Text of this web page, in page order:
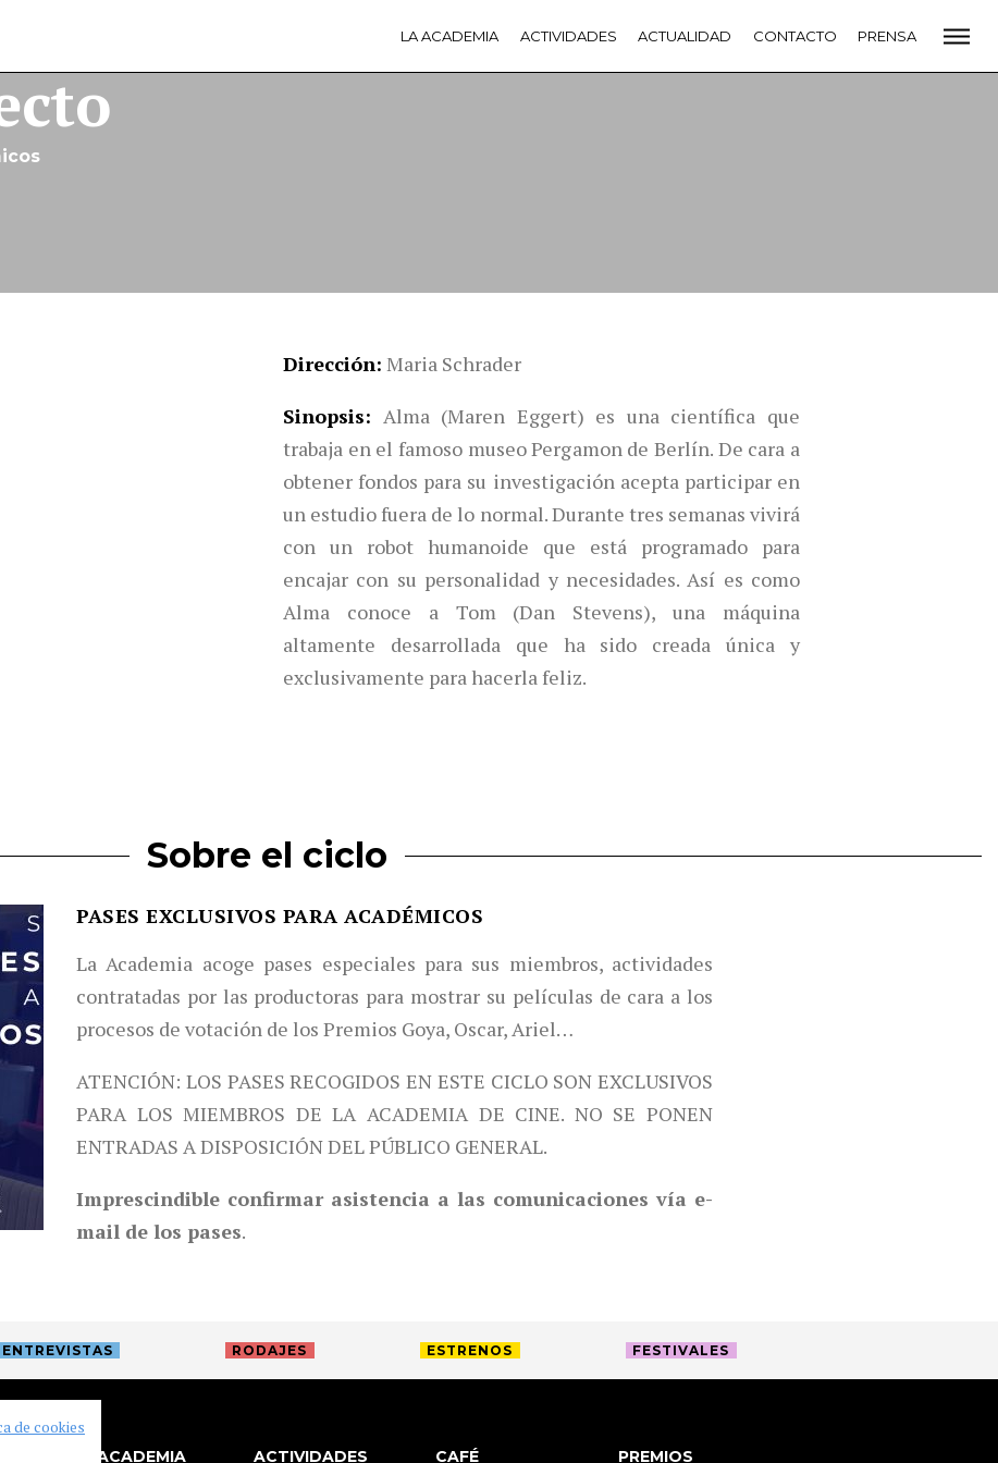
LA ACADEMIA ACTIVIDADES ACTUALIDAD CONTACTO PRENSA
Dirección Maria Schrader
Sinopsis
Alma (Maren Eggert) es una científica que
trabaja en el famoso museo Pergamon de Berlín. De cara a
obtener fondos para su investigación acepta participar en
un estudio fuera de lo normal. Durante tres semanas vivirá
con un robot humanoide que está programado para
encajar con su personalidad y necesidades. Así es como
Alma conoce a Tom (Dan Stevens), una máquina
altamente desarrollada que ha sido creada única y
exclusivamente para hacerla feliz.
Sobre el ciclo
PASES EXCLUSIVOS PARA ACADÉMICOS
La Academia acoge pases especiales para sus miembros, actividades
contratadas por las productoras para mostrar su películas de cara a los
procesos de votación de los Premios Goya, Oscar, Ariel…
ATENCIÓN: LOS PASES RECOGIDOS EN ESTE CICLO SON EXCLUSIVOS
PARA LOS MIEMBROS DE LA ACADEMIA DE CINE. NO SE PONEN
ENTRADAS A DISPOSICIÓN DEL PÚBLICO GENERAL.
Imprescindible confirmar asistencia a las comunicaciones vía e-
mail de los pases.
ENTREVISTAS RODAJES ESTRENOS FESTIVALES
LA ACADEMIA ACTIVIDADES CAFÉ PREMIOS
LA ACADEMIA PREMIOS GOYA FUNDACIÓN
CONTACTO
de cookies